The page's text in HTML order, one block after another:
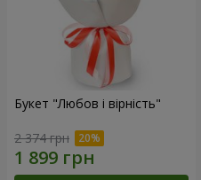
Букет "Любов і вірність"
2 374 грн